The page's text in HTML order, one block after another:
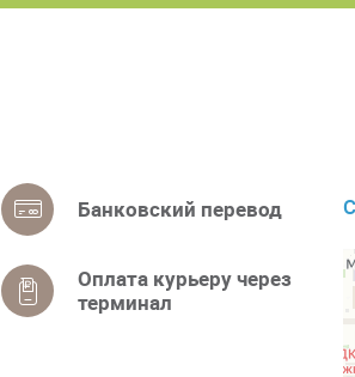
Банковский перевод
Оплата курьеру через
терминал